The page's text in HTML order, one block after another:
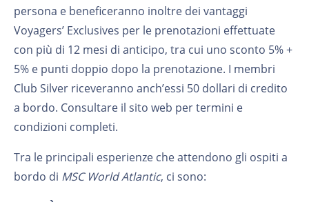
persona e beneficeranno inoltre dei vantaggi
Voyagers’ Exclusives per le prenotazioni effettuate
con più di 12 mesi di anticipo, tra cui uno sconto 5% +
5% e punti doppio dopo la prenotazione. I membri
Club Silver riceveranno anch’essi 50 dollari di credito
a bordo. Consultare il sito web per termini e
condizioni completi.
Tra le principali esperienze che attendono gli ospiti a
bordo di MSC World Atlantic, ci sono: